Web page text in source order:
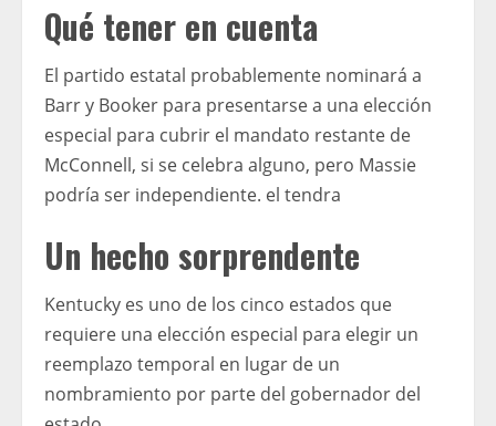
Qué tener en cuenta
El partido estatal probablemente nominará a
Barr y Booker para presentarse a una elección
especial para cubrir el mandato restante de
McConnell, si se celebra alguno, pero Massie
podría ser independiente. el tendra
Un hecho sorprendente
Kentucky es uno de los cinco estados que
requiere una elección especial para elegir un
reemplazo temporal en lugar de un
nombramiento por parte del gobernador del